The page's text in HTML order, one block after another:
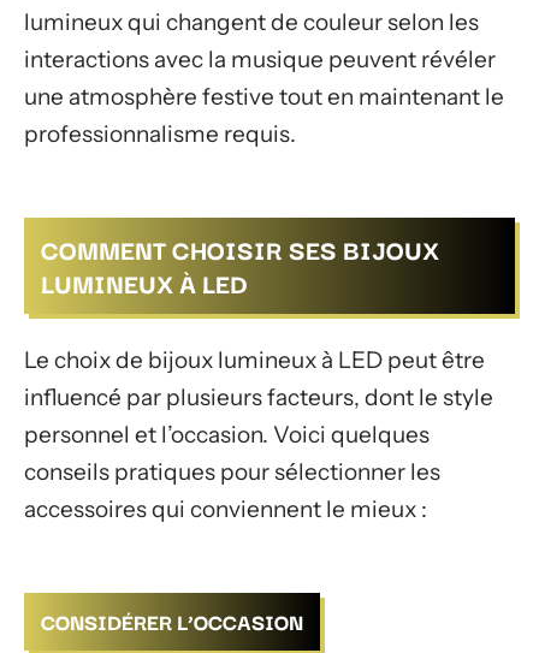
lumineux qui changent de couleur selon les
interactions avec la musique peuvent révéler
une atmosphère festive tout en maintenant le
professionnalisme requis.
COMMENT CHOISIR SES BIJOUX
LUMINEUX À LED
Le choix de bijoux lumineux à LED peut être
influencé par plusieurs facteurs, dont le style
personnel et l’occasion. Voici quelques
conseils pratiques pour sélectionner les
accessoires qui conviennent le mieux :
CONSIDÉRER L’OCCASION